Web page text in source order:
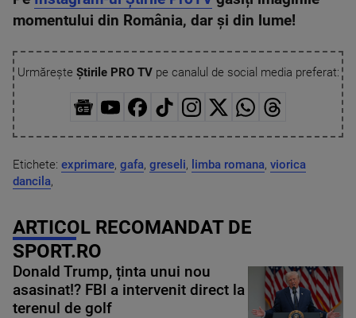
momentului din România, dar și din lume!
Urmărește Știrile PRO TVpe canalul de social media preferat:
Etichete: exprimare, gafa, greseli, limba romana, viorica
dancila,
ARTICOL RECOMANDAT DE
SPORT.RO
Donald Trump, ținta unui nou
asasinat!? FBI a intervenit direct la
terenul de golf